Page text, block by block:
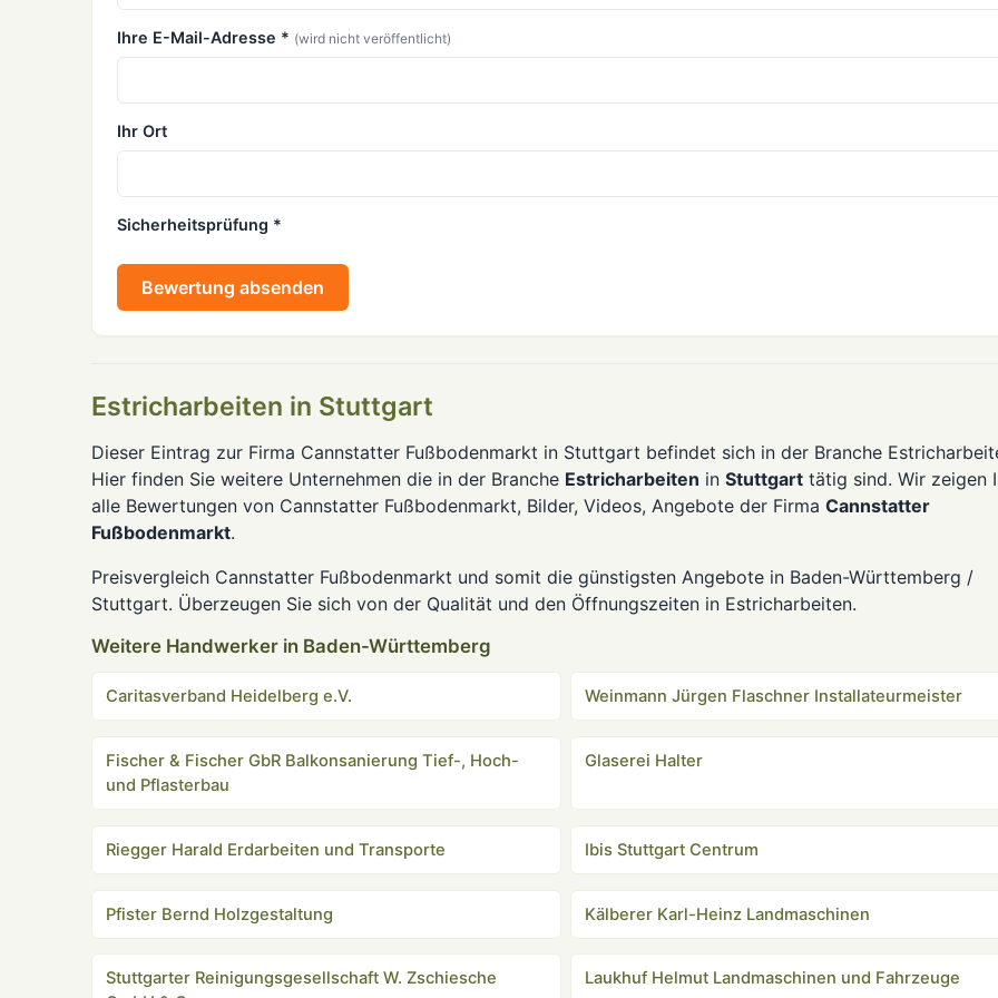
Ihre E-Mail-Adresse * (wird nicht veröffentlicht)
Ihr Ort
Sicherheitsprüfung *
Bewertung absenden
Estricharbeiten in Stuttgart
Dieser Eintrag zur Firma Cannstatter Fußbodenmarkt in Stuttgart befindet sich in der Branche
Hier finden Sie weitere Unternehmen die in der Branche Estricharbeiten in Stuttgart tätig sind. Wir zeigen
alle Bewertungen von Cannstatter Fußbodenmarkt, Bilder, Videos, Angebote der Firma Cannstatter
Fußbodenmarkt.
Preisvergleich Cannstatter Fußbodenmarkt und somit die günstigsten Angebote in Baden-Württemberg /
Stuttgart. Überzeugen Sie sich von der Qualität und den Öffnungszeiten in Estricharbeiten.
Weitere Handwerker in Baden-Württemberg
Caritasverband Heidelberg e.V. Weinmann Jürgen Flaschner Installateurmeister
Fischer & Fischer GbR Balkonsanierung Tief-, Hoch-
und Pflasterbau
Glaserei Halter
Riegger Harald Erdarbeiten und Transporte Ibis Stuttgart Centrum
Pfister Bernd Holzgestaltung Kälberer Karl-Heinz Landmaschinen
Stuttgarter Reinigungsgesellschaft W. Zschiesche
Laukhuf Helmut Landmaschinen und Fahrzeuge